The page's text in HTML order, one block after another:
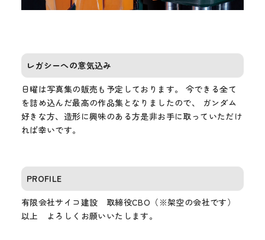
レガシーへの意気込み
日曜は写真集の販売も予定しております。 今できる全て
を詰め込んだ最高の作品集となりましたので、 ガンダム
好きな方、造形に興味のある方是非お手に取っていただけ
れば幸いです。
PROFILE
有限会社サイコ建設 取締役CBO（※架空の会社です）
以上 よろしくお願いいたします。